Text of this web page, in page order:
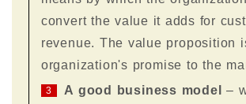
convert the value it adds for
revenue. The value proposition
organization's promise to the
3 A good business model
–